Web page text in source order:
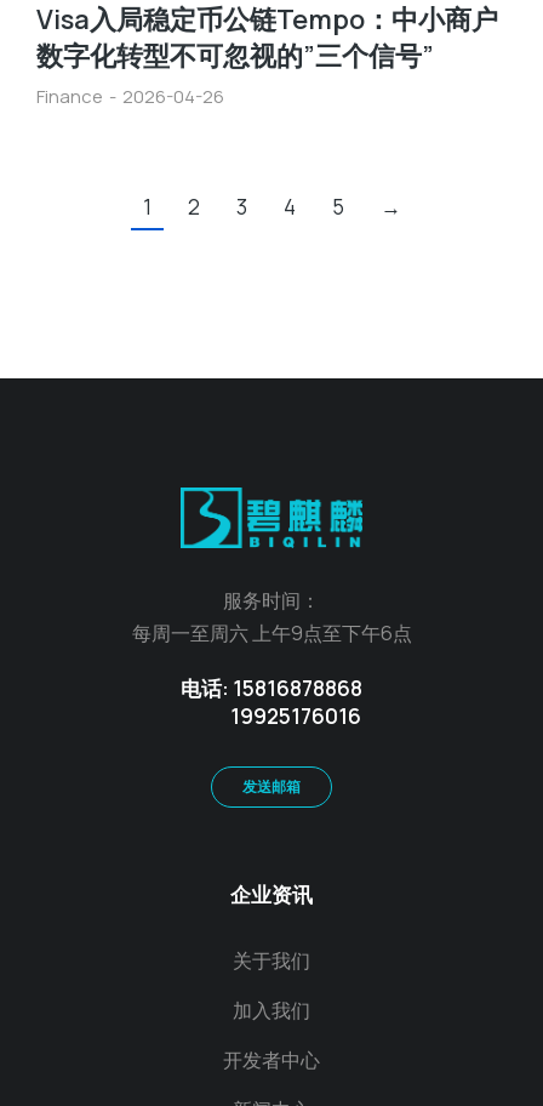
Visa入局稳定币公链Tempo：中小商户
数字化转型不可忽视的”三个信号”
Finance 2026-04-26
1 2 3 4 5 →
服务时间：
每周一至周六 上午9点至下午6点
电话: 15816878868
19925176016
发送邮箱
企业资讯
关于我们
加入我们
开发者中心